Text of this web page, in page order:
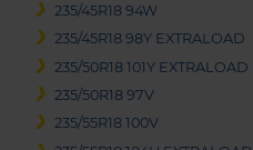
235/45R18 94W
235/45R18 98Y EXTRALOAD
235/50R18 101Y EXTRALOAD
235/50R18 97V
235/55R18 100V